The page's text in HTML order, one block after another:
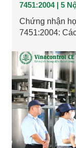
7451:2004 | 5
Chứng nhận
7451:2004: